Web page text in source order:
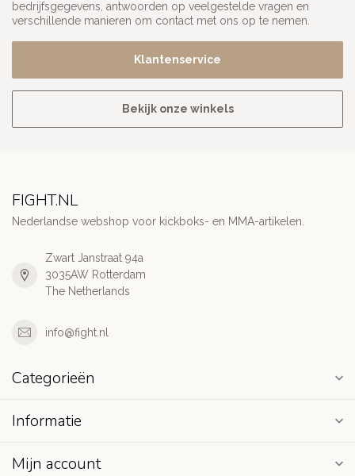
bedrijfsgegevens, antwoorden op veelgestelde vragen en
verschillende manieren om contact met ons op te nemen.
Klantenservice
Bekijk onze winkels
FIGHT.NL
Nederlandse webshop voor kickboks- en MMA-artikelen.
Zwart Janstraat 94a
3035AW Rotterdam
The Netherlands
info@fight.nl
Categorieën
Informatie
Mijn account